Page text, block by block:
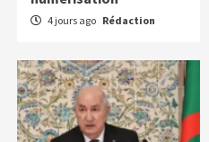
4 jours ago Rédaction